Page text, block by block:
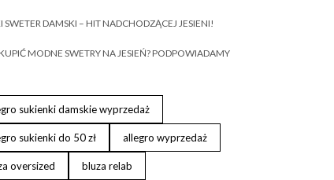
SWETER DAMSKI – HIT NADCHODZĄCEJ JESIENI!
MODNE SWETRY NA JESIEŃ? PODPOWIADAMY
sukienki damskie wyprzedaż
sukienki do 50 zł allegro wyprzedaż
oversized bluza relab